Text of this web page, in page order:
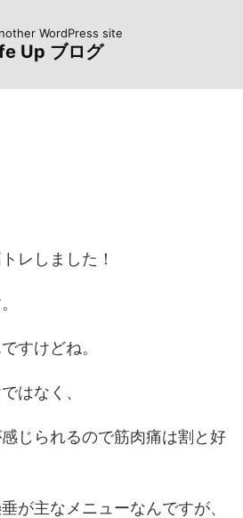
WordPress site
Up ブログ
レしました！
すけどね。
はなく、
じられるので筋肉痛は割と好
が主なメニューなんですが、